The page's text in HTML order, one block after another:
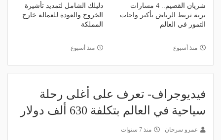
شريان القصيم.. 4 مسارات
برية تربط الرياض بأكبر واحات
التمور في العالم
منذ أسبوع
دليلك الشامل لتمديد تأشيرة
الخروج والعودة للعمالة خارج
المملكة
منذ أسبوع
فيديوجراف- تعرف على أغلى رحلة
سياحية في العالم بتكلفة 630 ألف دولار
عمرو سرحان منذ 7 سنوات